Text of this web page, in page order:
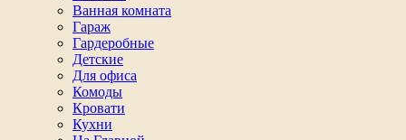
Ванная комната
Гараж
Гардеробные
Детские
Для офиса
Комоды
Кровати
Кухни